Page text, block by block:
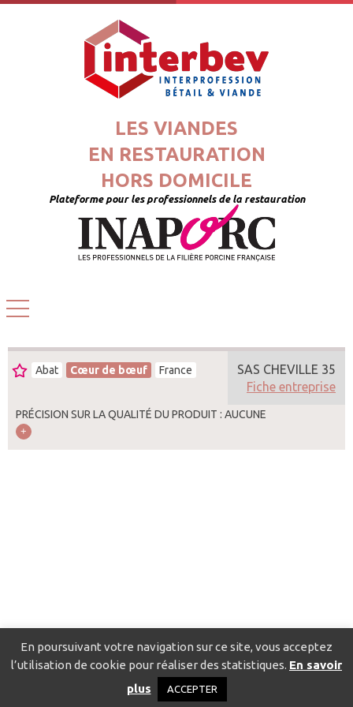
LES VIANDES
EN RESTAURATION
HORS DOMICILE
Plateforme pour les professionnels de la restauration
Abat Cœur de bœuf France
PRÉCISION SUR LA QUALITÉ DU PRODUIT : AUCUNE
SAS CHEVILLE 35
Fiche entreprise
Catalogue pour localiser les fournisseurs
Politique de confidentialité
En poursuivant votre navigation sur ce site, vous acceptez
l’utilisation de cookie pour réaliser des statistiques. En savoir
plus
ACCEPTER